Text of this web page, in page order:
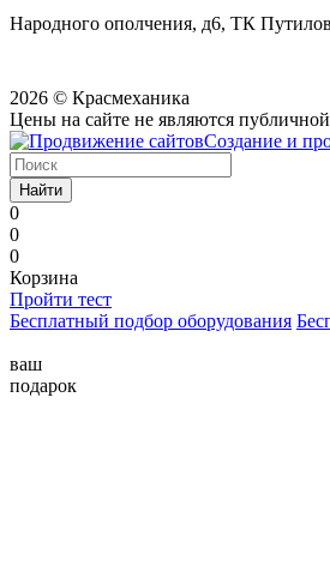
Народного ополчения, д6, ТК
2026 © Красмеханика
Цены на сайте не являются
Создание и
Найти
0
0
0
Корзина
Пройти тест
Бесплатный подбор оборудования
ваш
подарок